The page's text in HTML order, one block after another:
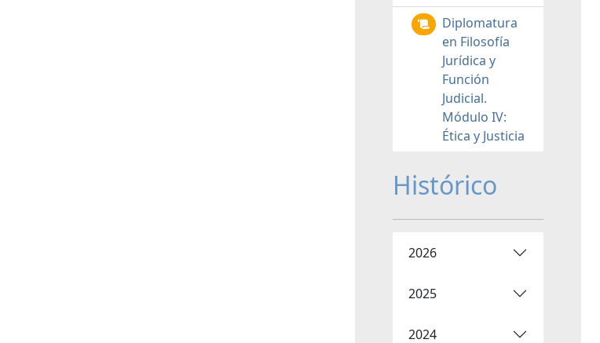
Diplomatura
en Filosofía
Jurídica y
Función
Judicial.
Módulo IV:
Ética y Justicia
Histórico
2026
2025
2024